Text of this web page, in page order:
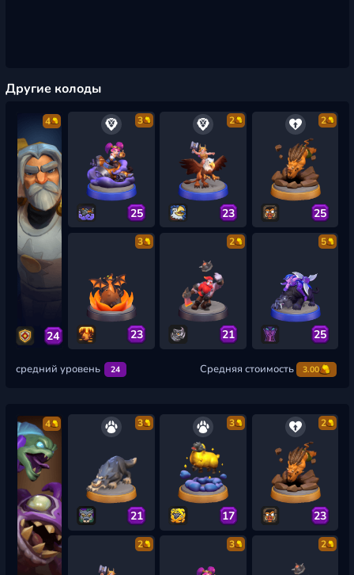
Другие колоды
4
24
3
25
2
23
2
25
3
23
2
21
5
25
средний уровень 24 Средняя стоимость 3.00
4 3
21
3
17
2
23
2 3 2